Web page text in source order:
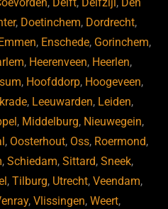
, Doetinchem, Dordrecht,
, Enschede, Gorinchem,
, Heerenveen, Heerlen,
, Hoofddorp, Hoogeveen,
, Leeuwarden, Leiden,
, Middelburg, Nieuwegein,
, Oosterhout, Oss, Roermond,
, Schiedam, Sittard, Sneek,
,Tilburg, Utrecht,Veendam,
,Vlissingen,Weert,